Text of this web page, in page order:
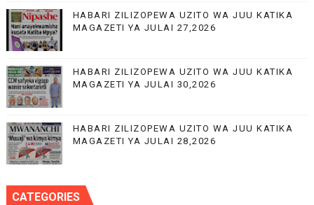
HABARI ZILIZOPEWA UZITO WA JUU KATIKA
MAGAZETI YA JULAI 27,2026
HABARI ZILIZOPEWA UZITO WA JUU KATIKA
MAGAZETI YA JULAI 30,2026
HABARI ZILIZOPEWA UZITO WA JUU KATIKA
MAGAZETI YA JULAI 28,2026
CATEGORIES